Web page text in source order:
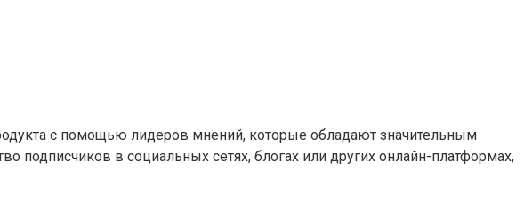
с помощью лидеров мнений, которые обладают значительным
в социальных сетях, блогах или других онлайн-платформах,